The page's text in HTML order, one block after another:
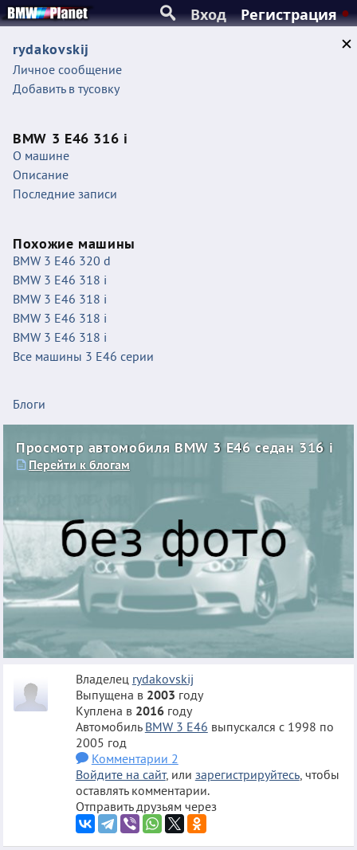
Вход Регистрация
rydakovskij
Личное сообщение
Добавить в тусовку
BMW 3 E46 316 i
О машине
Описание
Последние записи
Похожие машины
BMW 3 E46 320 d
BMW 3 E46 318 i
BMW 3 E46 318 i
BMW 3 E46 318 i
BMW 3 E46 318 i
Все машины 3 E46 серии
Блоги
Просмотр автомобиля BMW 3 E46 седан 316 i
Перейти к блогам
Владелец rydakovskij
Выпущена в 2003 году
Куплена в 2016году
Автомобиль BMW 3 E46 выпускался с 1998 по
2005 год
Комментарии 2
Войдите на сайт, или зарегистрируйтесь, чтобы
оставлять комментарии.
Отправить друзьям через